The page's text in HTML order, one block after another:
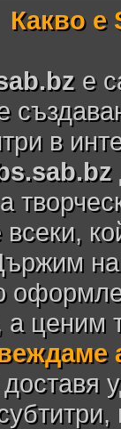
Какво е
е
в
всеки,
а ценим